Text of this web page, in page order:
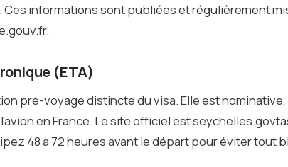
Ces informations sont publiées et régulièrement
(ETA)
pré-voyage distincte du visa. Elle est
en France. Le site officiel est
48 à 72 heures avant le départ pour éviter tout